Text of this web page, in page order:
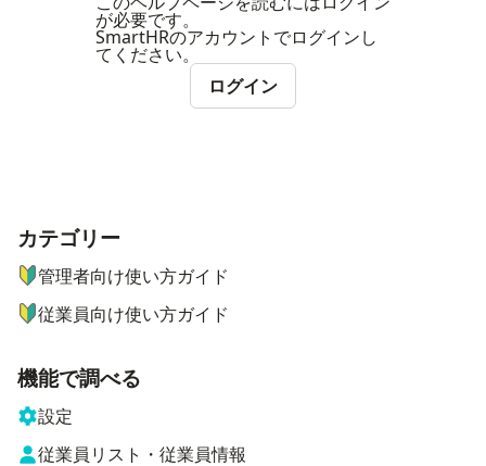
が必要です。
SmartHRのアカウントでログインし
てください。
ログイン
ナビゲーションメニュー
カテゴリー
管理者向け使い方ガイド
従業員向け使い方ガイド
機能で調べる
設定
従業員リスト・従業員情報